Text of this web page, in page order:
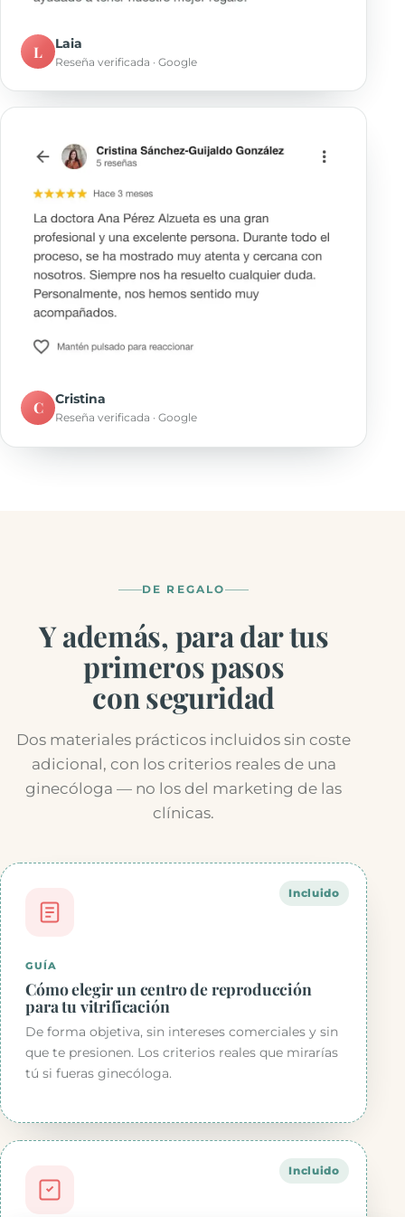
L Laia
Reseña verificada · Google
C Cristina
Reseña verificada · Google
DE REGALO
Y además, para dar tus
primeros pasos
con seguridad
Dos materiales prácticos incluidos sin coste
adicional, con los criterios reales de una
ginecóloga — no los del marketing de las
clínicas.
Incluido
GUÍA
Cómo elegir un centro de reproducción
para tu vitrificación
De forma objetiva, sin intereses comerciales y sin
que te presionen. Los criterios reales que mirarías
tú si fueras ginecóloga.
Incluido